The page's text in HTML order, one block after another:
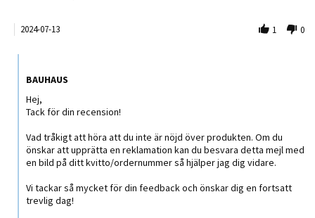
2024-07-13 1 0
BAUHAUS
Hej,
Tack för din recension!
Vad tråkigt att höra att du inte är nöjd över produkten. Om du
önskar att upprätta en reklamation kan du besvara detta mejl med
en bild på ditt kvitto/ordernummer så hjälper jag dig vidare.
Vi tackar så mycket för din feedback och önskar dig en fortsatt
trevlig dag!